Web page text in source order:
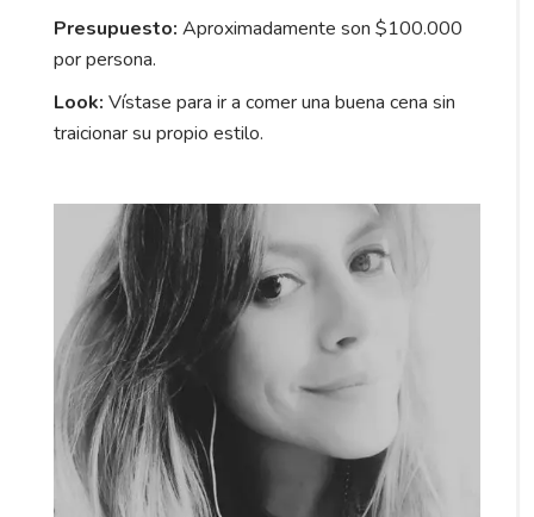
Presupuesto: Aproximadamente son $100.000
por persona.
Look: Vístase para ir a comer una buena cena sin
traicionar su propio estilo.